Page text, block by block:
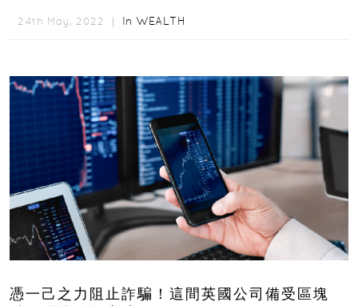
24th May, 2022 ｜ In WEALTH
憑一己之力阻止詐騙！這間英國公司備受區塊